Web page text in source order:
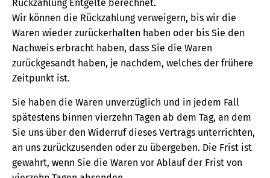
Rückzahlung Entgelte berechnet.
Wir können die Rückzahlung verweigern, bis wir die
Waren wieder zurückerhalten haben oder bis Sie den
Nachweis erbracht haben, dass Sie die Waren
zurückgesandt haben, je nachdem, welches der frühere
Zeitpunkt ist.
Sie haben die Waren unverzüglich und in jedem Fall
spätestens binnen vierzehn Tagen ab dem Tag, an dem
Sie uns über den Widerruf dieses Vertrags unterrichten,
an uns zurückzusenden oder zu übergeben. Die Frist ist
gewahrt, wenn Sie die Waren vor Ablauf der Frist von